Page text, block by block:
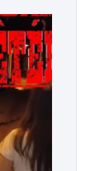
فيها فروع
والحرائق
″The ANSI National Accreditation Board″، المختصة […]